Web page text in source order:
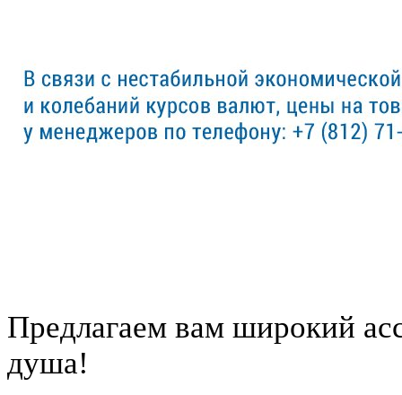
Предлагаем вам широкий
душа!